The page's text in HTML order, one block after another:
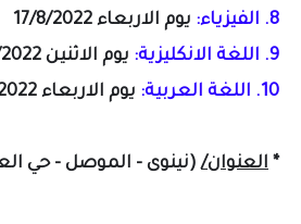
8. الفيزياء: يوم الاربعاء 17/8/2022
9. اللغة الانكليزية:
يوم الاثنين 22/8/2022
10.
اللغة العربية: يوم الاربعاء 24/8/2022
* العنوان/(نينوى - الموصل - حي